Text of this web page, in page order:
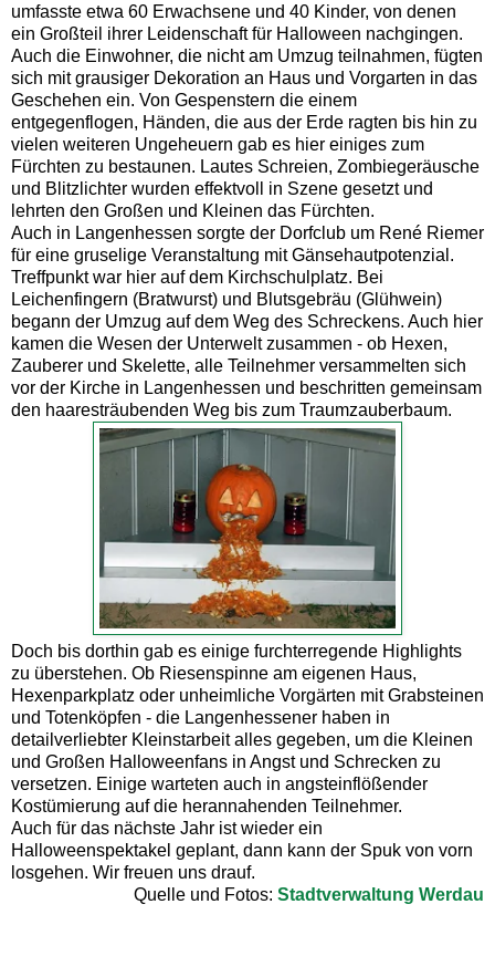
umfasste etwa 60 Erwachsene und 40 Kinder, von denen
ein Großteil ihrer Leidenschaft für Halloween nachgingen.
Auch die Einwohner, die nicht am Umzug teilnahmen, fügten
sich mit grausiger Dekoration an Haus und Vorgarten in das
Geschehen ein. Von Gespenstern die einem
entgegenflogen, Händen, die aus der Erde ragten bis hin zu
vielen weiteren Ungeheuern gab es hier einiges zum
Fürchten zu bestaunen. Lautes Schreien, Zombiegeräusche
und Blitzlichter wurden effektvoll in Szene gesetzt und
lehrten den Großen und Kleinen das Fürchten.
Auch in Langenhessen sorgte der Dorfclub um René Riemer
für eine gruselige Veranstaltung mit Gänsehautpotenzial.
Treffpunkt war hier auf dem Kirchschulplatz. Bei
Leichenfingern (Bratwurst) und Blutsgebräu (Glühwein)
begann der Umzug auf dem Weg des Schreckens. Auch hier
kamen die Wesen der Unterwelt zusammen - ob Hexen,
Zauberer und Skelette, alle Teilnehmer versammelten sich
vor der Kirche in Langenhessen und beschritten gemeinsam
den haaresträubenden Weg bis zum Traumzauberbaum.
Doch bis dorthin gab es einige furchterregende Highlights
zu überstehen. Ob Riesenspinne am eigenen Haus,
Hexenparkplatz oder unheimliche Vorgärten mit Grabsteinen
und Totenköpfen - die Langenhessener haben in
detailverliebter Kleinstarbeit alles gegeben, um die Kleinen
und Großen Halloweenfans in Angst und Schrecken zu
versetzen. Einige warteten auch in angsteinflößender
Kostümierung auf die herannahenden Teilnehmer.
Auch für das nächste Jahr ist wieder ein
Halloweenspektakel geplant, dann kann der Spuk von vorn
losgehen. Wir freuen uns drauf.
Quelle und Fotos: Stadtverwaltung Werdau